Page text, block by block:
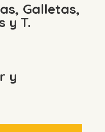
Galletas,
y T.
y